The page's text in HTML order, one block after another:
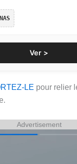
Ver >
LE pour relier
Advertisement